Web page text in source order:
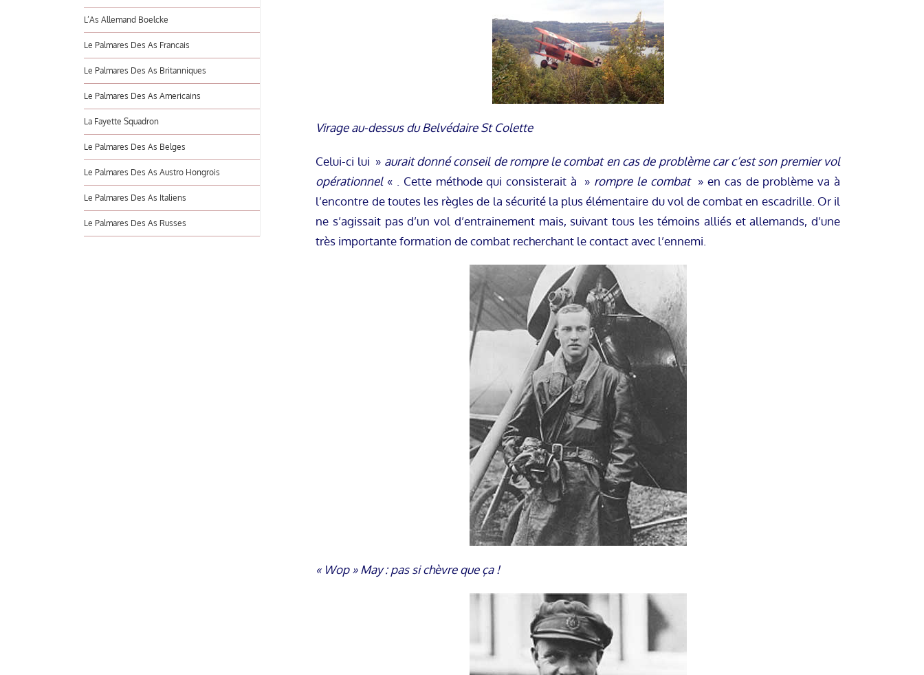
Virage au-dessus du Belvédaire St Colette
Celui-ci lui » aurait donné conseil de rompre le combat en cas de problème car c’est son premier vol
opérationnel« . Cette méthode qui consisterait à » rompre le combat» en cas de problème va à
l’encontre de toutes les règles de la sécurité la plus élémentaire du vol de combat en escadrille. Or il
ne s’agissait pas d’un vol d’entrainement mais, suivant tous les témoins alliés et allemands, d’une
très importante formation de combat recherchant le contact avec l’ennemi.
« Wop » May : pas si chèvre que ça !
L’As Allemand Boelcke
Le Palmares Des As Francais
Le Palmares Des As Britanniques
Le Palmares Des As Americains
La Fayette Squadron
Le Palmares Des As Belges
Le Palmares Des As Austro Hongrois
Le Palmares Des As Italiens
Le Palmares Des As Russes